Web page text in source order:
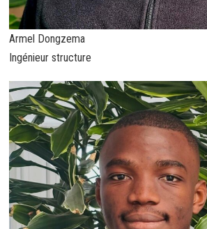
Armel Dongzema
Ingénieur structure